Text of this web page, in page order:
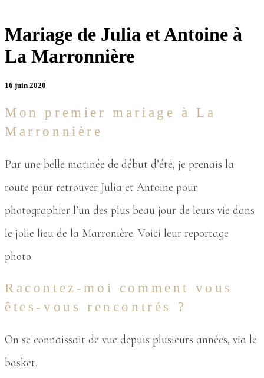
Mariage de Julia et Antoine à
La Marronnière
16 juin 2020
Mon premier mariage à La
Marronnière
Par une belle matinée de début d’été, je prenais la
route pour retrouver Julia et Antoine pour
photographier l’un des plus beau jour de leurs vie dans
le jolie lieu de la Marronière. Voici leur reportage
photo.
Racontez-moi comment vous
êtes-vous rencontrés ?
On se connaissait de vue depuis plusieurs années, via le
basket.